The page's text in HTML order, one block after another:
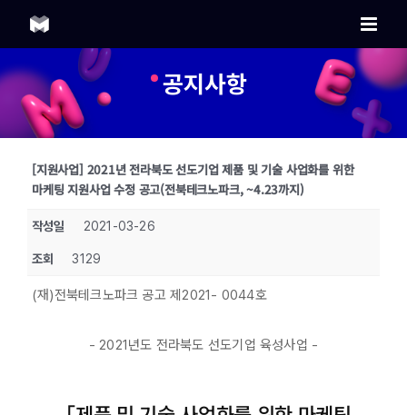
content
공지사항
[지원사업] 2021년 전라북도 선도기업 제품 및 기술 사업화를 위한
마케팅 지원사업 수정 공고(전북테크노파크, ~4.23까지)
작성일 2021-03-26
조회 3129
(재)전북테크노파크 공고 제2021- 0044호
- 2021년도 전라북도 선도기업 육성사업 -